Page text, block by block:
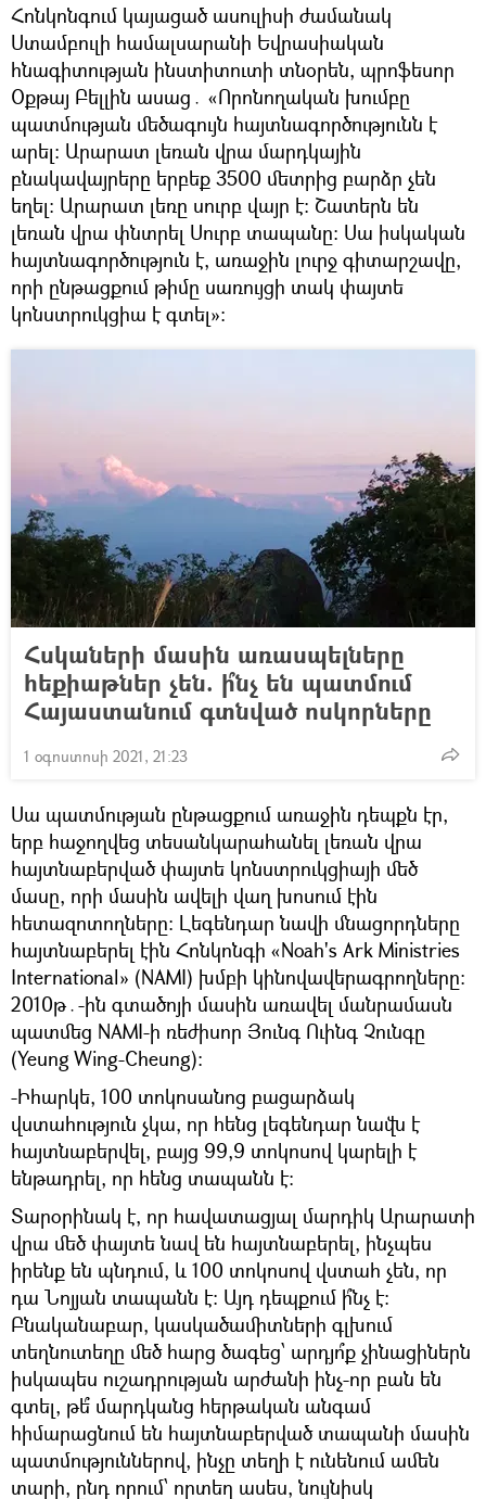
Հոնկոնգում կայացած ասուլիսի ժամանակ
Ստամբուլի համալսարանի Եվրասիական
հնագիտության ինստիտուտի տնօրեն, պրոֆեսոր
Օքթայ Բելլին ասաց․ «Որոնողական խումբը
պատմության մեծագույն հայտնագործությունն է
արել։ Արարատ լեռան վրա մարդկային
բնակավայրերը երբեք 3500 մետրից բարձր չեն
եղել։ Արարատ լեռը սուրբ վայր է։ Շատերն են
լեռան վրա փնտրել Սուրբ տապանը։ Սա իսկական
հայտնագործություն է, առաջին լուրջ գիտարշավը,
որի ընթացքում թիմը սառույցի տակ փայտե
կոնստրուկցիա է գտել»:
Հսկաների մասին առասպելները
հեքիաթներ չեն. ի՞նչ են պատմում
Հայաստանում գտնված ոսկորները
1 օգոստոսի 2021, 21:23
Սա պատմության ընթացքում առաջին դեպքն էր,
երբ հաջողվեց տեսանկարահանել լեռան վրա
հայտնաբերված փայտե կոնստրուկցիայի մեծ
մասը, որի մասին ավելի վաղ խոսում էին
հետազոտողները։ Լեգենդար նավի մնացորդները
հայտնաբերել էին Հոնկոնգի «Noah's Ark Ministries
International» (NAMI) խմբի կինովավերագրողները։
2010թ․-ին գտածոյի մասին առավել մանրամասն
պատմեց NAMI-ի ռեժիսոր Յունգ Ուինգ Չունգը
(Yeung Wing-Cheung)։
-Իհարկե, 100 տոկոսանոց բացարձակ
վստահություն չկա, որ հենց լեգենդար նավն է
հայտնաբերվել, բայց 99,9 տոկոսով կարելի է
ենթադրել, որ հենց տապանն է։
Տարօրինակ է, որ հավատացյալ մարդիկ Արարատի
վրա մեծ փայտե նավ են հայտնաբերել, ինչպես
իրենք են պնդում, և 100 տոկոսով վստահ չեն, որ
դա Նոյյան տապանն է։ Այդ դեպքում ի՞նչ է։
Բնականաբար, կասկածամիտների գլխում
տեղնուտեղը մեծ հարց ծագեց՝ արդյո՞ք չինացիներն
իսկապես ուշադրության արժանի ինչ-որ բան են
գտել, թե՞ մարդկանց հերթական անգամ
հիմարացնում են հայտնաբերված տապանի մասին
պատմություններով, ինչը տեղի է ունենում ամեն
տարի, ընդ որում՝ որտեղ ասես, նույնիսկ